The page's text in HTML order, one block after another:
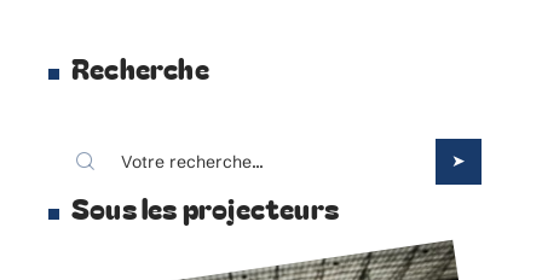
Recherche
Sous les projecteurs